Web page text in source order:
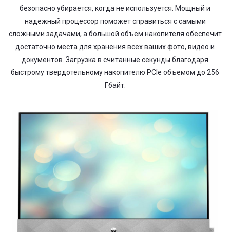
безопасно убирается, когда не используется. Мощный и
надежный процессор поможет справиться с самыми
сложными задачами, а большой объем накопителя обеспечит
достаточно места для хранения всех ваших фото, видео и
документов. Загрузка в считанные секунды благодаря
быстрому твердотельному накопителю PCIe объемом до 256
Гбайт.